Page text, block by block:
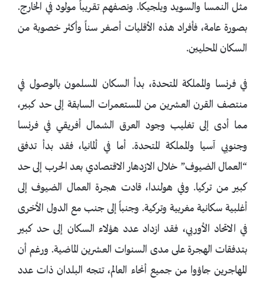
مثل النمسا والسويد وبلجيكا. ونصفهم تقريباً مولود في الخارج.
بصورة عامة، فأفراد هذه الأقليات أصغر سناً وأكثر خصوبة من
السكان المحليين.
في فرنسا والمملكة المتحدة، بدأ السكان المسلمون بالوصول في
منتصف القرن العشرين من المستعمرات السابقة إلى حد كبير،
مما أدى إلى تغليب وجود العرق الشمال أفريقي في فرنسا
وجنوبي آسيا والمملكة المتحدة. أما في ألمانيا، فقد بدأ تدفق
“العمال الضيوف” خلال الازدهار الاقتصادي بعد الحرب إلى حد
كبير من تركيا. وفي هولندا، قادت هجرة العمال الضيوف إلى
أغلبية سكانية مغربية وتركية. وجنباً إلى جنب مع الدول الأخرى
في الاتحاد الأوربي، فقد ازداد عدد هؤلاء السكان إلى حد كبير
بتدفقات الهجرة على مدى السنوات العشرين الماضية. ورغم أن
المهاجرين جاؤوا من جميع أنحاء العالم، تتجه البلدان ذات عدد